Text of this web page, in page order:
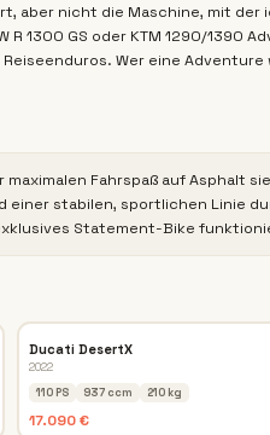
aber nicht die Maschine, mit der
1300 GS oder KTM 1290/1390
Wer eine Adventure
Fahrspaß auf Asphalt
einer stabilen, sportlichen Linie
Statement-Bike
Ducati DesertX
2022
110 PS
937 ccm 210 kg
17.090 €